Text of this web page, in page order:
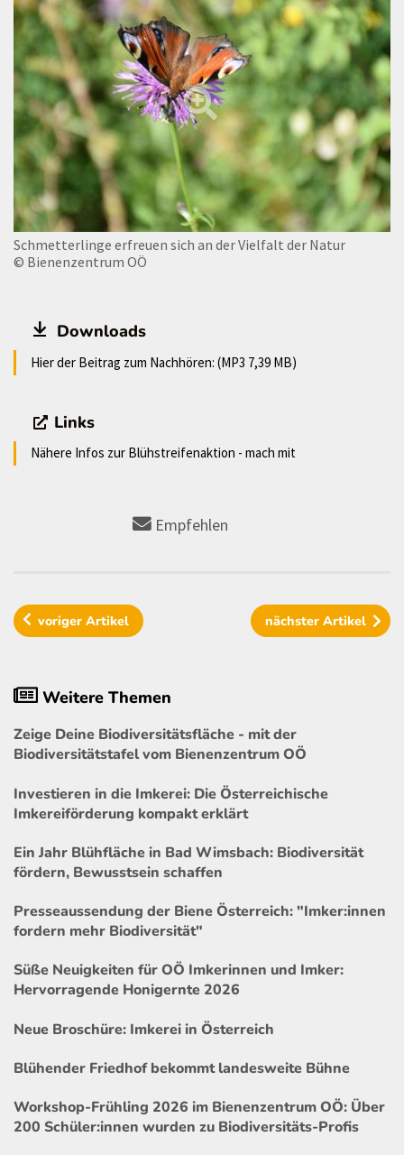
Schmetterlinge erfreuen sich an der Vielfalt der Natur
© Bienenzentrum OÖ
Downloads
Hier der Beitrag zum Nachhören: (MP3 7,39 MB)
Links
Nähere Infos zur Blühstreifenaktion - mach mit
Empfehlen
vorigerArtikel nächster Artikel
Weitere Themen
Zeige Deine Biodiversitätsfläche - mit der
Biodiversitätstafel vom Bienenzentrum OÖ
Investieren in die Imkerei: Die Österreichische
Imkereiförderung kompakt erklärt
Ein Jahr Blühfläche in Bad Wimsbach: Biodiversität
fördern, Bewusstsein schaffen
Presseaussendung der Biene Österreich: "Imker:innen
fordern mehr Biodiversität"
Süße Neuigkeiten für OÖ Imkerinnen und Imker:
Hervorragende Honigernte 2026
Neue Broschüre: Imkerei in Österreich
Blühender Friedhof bekommt landesweite Bühne
Workshop-Frühling 2026 im Bienenzentrum OÖ: Über
200 Schüler:innen wurden zu Biodiversitäts-Profis